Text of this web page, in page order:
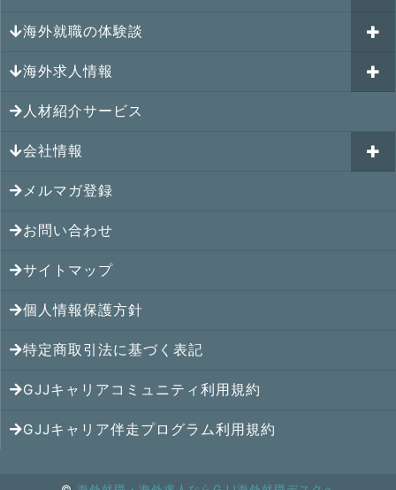
キャリアパスポートAI
GJJキャリア伴走プログラム
GJJキャリアコミュニティ
過去のイベント一覧
アメリカの就職情報
カナダの就職情報
メキシコの就職情報
ヨーロッパの就職情報
オセアニアの就職情報
シンガポールの就職情報
マレーシアの就職情報
タイの就職情報
ベトナムの就職情報
インドネシアの就職情報
インドの就職情報
海外就職の体験談
海外就職その後の体験談
シンガポール就職の体験談
マレーシア就職の体験談
タイ就職の体験談
ベトナム就職の体験談
インドネシア就職の体験談
インド就職の体験談
フィリピン就職の体験談
ミャンマー就職の体験談
香港就職の体験談
海外求人情報
シンガポールの求人
マレーシアの求人
タイの求人
ベトナムの求人
インドネシアの求人
インドの求人
フィリピンの求人
カンボジアの求人
ミャンマーの求人
人材紹介サービス
会社情報
アクセス
メンバー紹介
提携先
コンサルタント
メルマガ登録
お問い合わせ
サイトマップ
個人情報保護方針
特定商取引法に基づく表記
GJJキャリアコミュニティ利用規約
GJJキャリア伴走プログラム利用規約